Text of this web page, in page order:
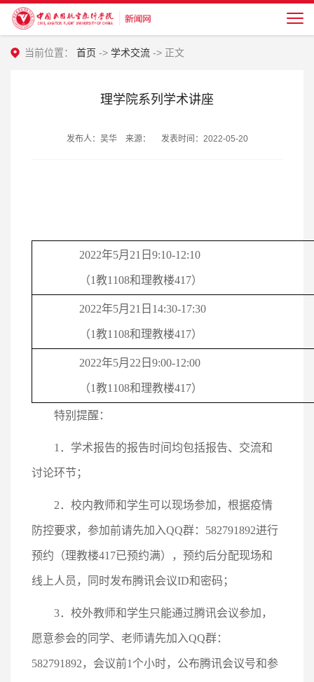
当前位置： 首页 -> 学术交流 -> 正文
理学院系列学术讲座
发布人：吴华 来源： 发表时间：2022-05-20
2022年5月21日9:10-12:10
（1教1108和理教楼417）
2022年5月21日14:30-17:30
（1教1108和理教楼417）
2022年5月22日9:00-12:00
（1教1108和理教楼417）
特别提醒：
1．学术报告的报告时间均包括报告、交流和
讨论环节；
2．校内教师和学生可以现场参加，根据疫情
防控要求，参加前请先加入QQ群：582791892进行
预约（理教楼417已预约满），预约后分配现场和
线上人员，同时发布腾讯会议ID和密码；
3．校外教师和学生只能通过腾讯会议参加，
愿意参会的同学、老师请先加入QQ群：
582791892，会议前1个小时，公布腾讯会议号和参